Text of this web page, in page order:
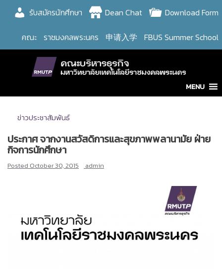
content
รับสมัครนักศึกษา Dean Chat Download Form
คณะ ราชมงคลพระนคร 申请入学 FBUS Summer School
MENU
ข่าวประชาสัมพันธ์
ประกาศ จากงานสวัสดิการและสุขภาพพลานามัย ฝ่าย
กิจการนักศึกษา
Posted October 30, 2015 admin